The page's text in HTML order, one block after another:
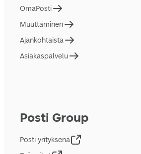
OmaPosti
Muuttaminen
Ajankohtaista
Asiakaspalvelu
Posti Group
Posti yrityksenä